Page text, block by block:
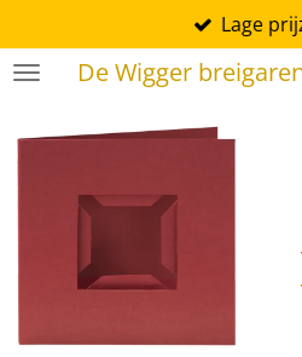
direct
naar
hoofdinhoud
De Wigger